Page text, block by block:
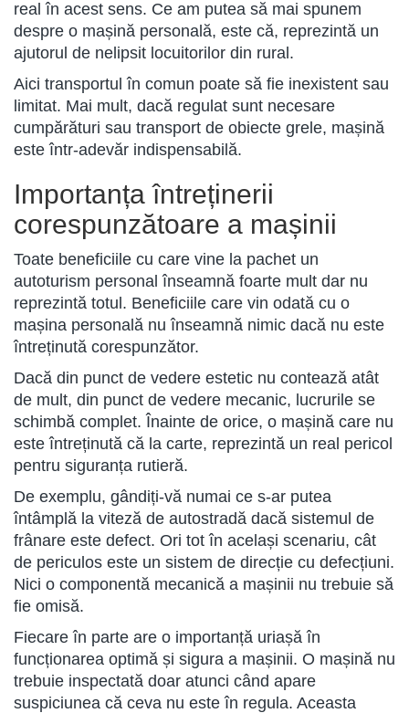
real în acest sens. Ce am putea să mai spunem
despre o mașină personală, este că, reprezintă un
ajutorul de nelipsit locuitorilor din rural.
Aici transportul în comun poate să fie inexistent sau
limitat. Mai mult, dacă regulat sunt necesare
cumpărături sau transport de obiecte grele, mașină
este într-adevăr indispensabilă.
Importanța întreținerii
corespunzătoare a mașinii
Toate beneficiile cu care vine la pachet un
autoturism personal înseamnă foarte mult dar nu
reprezintă totul. Beneficiile care vin odată cu o
mașina personală nu înseamnă nimic dacă nu este
întreținută corespunzător.
Dacă din punct de vedere estetic nu contează atât
de mult, din punct de vedere mecanic, lucrurile se
schimbă complet. Înainte de orice, o mașină care nu
este întreținută că la carte, reprezintă un real pericol
pentru siguranța rutieră.
De exemplu, gândiți-vă numai ce s-ar putea
întâmplă la viteză de autostradă dacă sistemul de
frânare este defect. Ori tot în același scenariu, cât
de periculos este un sistem de direcție cu defecțiuni.
Nici o componentă mecanică a mașinii nu trebuie să
fie omisă.
Fiecare în parte are o importanță uriașă în
funcționarea optimă și sigura a mașinii. O mașină nu
trebuie inspectată doar atunci când apare
suspiciunea că ceva nu este în regula. Aceasta